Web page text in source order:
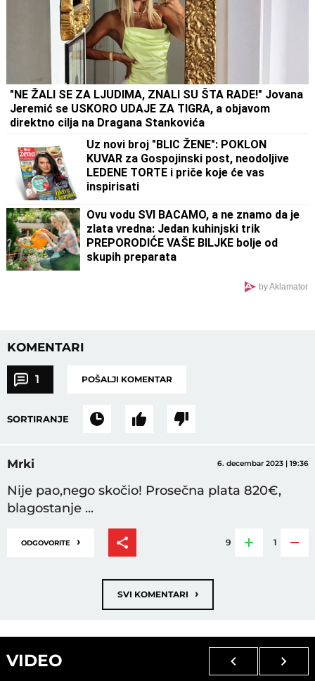
"NE ŽALI SE ZA LJUDIMA, ZNALI SU ŠTA RADE!" Jovana
Jeremić se USKORO UDAJE ZA TIGRA, a objavom
direktno cilja na Dragana Stankovića
Uz novi broj "BLIC ŽENE": POKLON
KUVAR za Gospojinski post, neodoljive
LEDENE TORTE i priče koje će vas
inspirisati
Ovu vodu SVI BACAMO, a ne znamo da je
zlata vredna: Jedan kuhinjski trik
PREPORODIĆE VAŠE BILJKE bolje od
skupih preparata
by Aklamator
KOMENTARI
1 POŠALJI KOMENTAR
SORTIRANJE
Mrki 6. decembar 2023 | 19:36
Nije pao,nego skočio! Prosečna plata 820€,
blagostanje ...
ODGOVORITE › 9 1
SVI KOMENTARI ›
VIDEO